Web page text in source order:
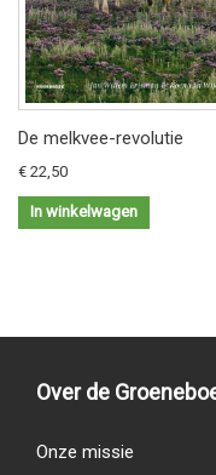
De melkvee-revolutie
€ 22,50
In winkelwagen
Over de
Onze missie